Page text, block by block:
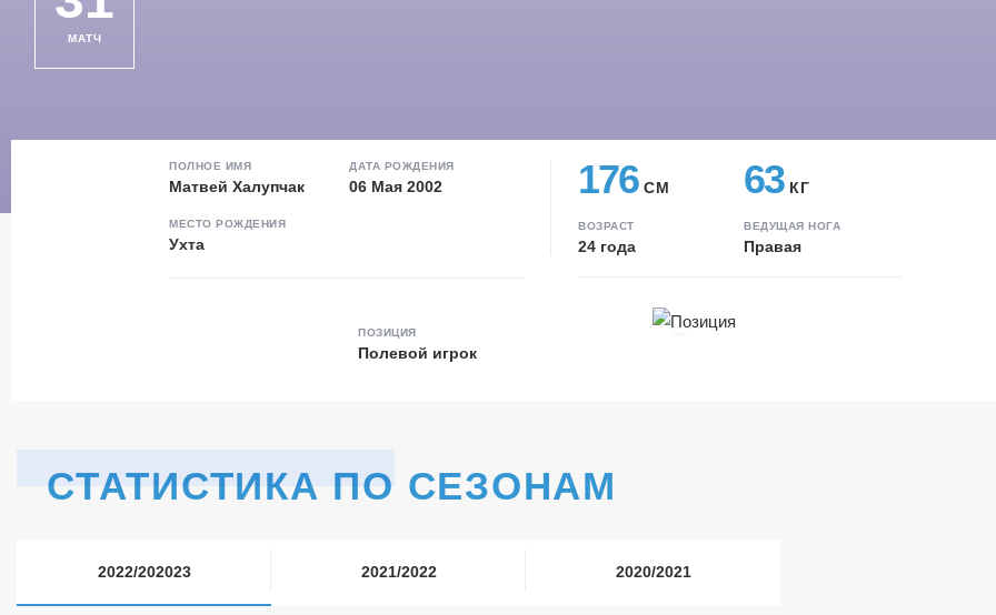
МАТЧ
ПОЛНОЕ ИМЯ
Матвей Халупчак
ДАТА РОЖДЕНИЯ
06 Мая 2002
МЕСТО РОЖДЕНИЯ
Ухта
176СМ 63КГ
ВОЗРАСТ
24 года
ВЕДУЩАЯ НОГА
Правая
ПОЗИЦИЯ
Полевой игрок
СТАТИСТИКА ПО СЕЗОНАМ
2022/202023 2021/2022 2020/2021